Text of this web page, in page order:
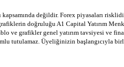
kapsamında değildir. Forex piyasaları
doğruluğu A1 Capital Yatırım
ve grafikler genel yatırım tavsiyesi ve
tutulamaz. Üyeliğinizin başlangıcıyla